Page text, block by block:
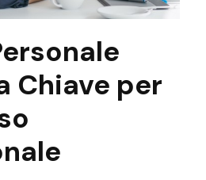
Chiave per